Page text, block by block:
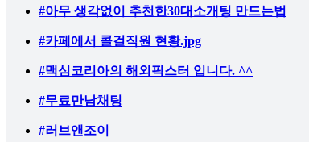
#아무 생각없이 추천한30대소개팅 만드는법
# 카페에서 콜걸직원 현황.jpg
#맥심코리아의 해외픽스터 입니다. ^^
#무료만남채팅
#러브앤조이